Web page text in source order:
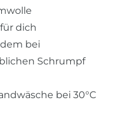
dich
bei
Schrumpf
bei 30°C